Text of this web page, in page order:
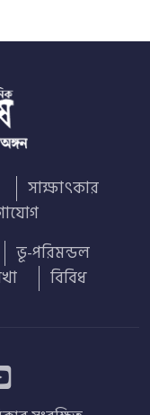
সাক্ষাৎকার
ভূ-পরিমন্ডল
বিবিধ